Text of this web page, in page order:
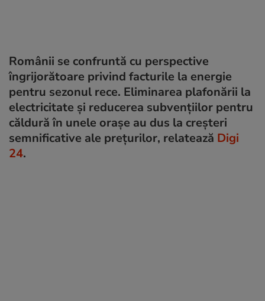
Românii se confruntă cu perspective
îngrijorătoare privind facturile la energie
pentru sezonul rece. Eliminarea plafonării la
electricitate și reducerea subvențiilor pentru
căldură în unele orașe au dus la creșteri
semnificative ale prețurilor, relatează Digi
24.